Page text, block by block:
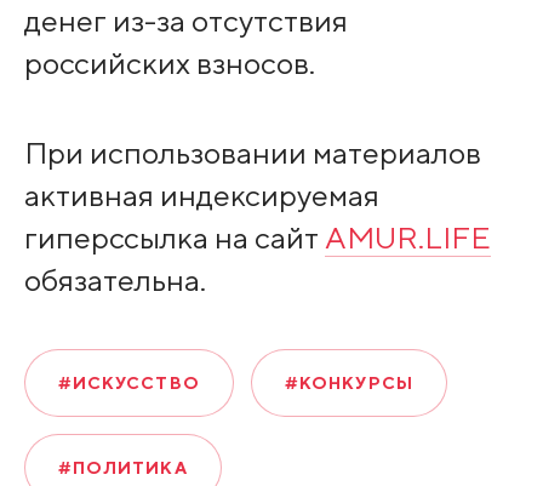
денег из-за отсутствия
российских взносов.
При использовании материалов
активная индексируемая
гиперссылка на сайт AMUR.LIFE
обязательна.
#ИСКУССТВО #КОНКУРСЫ
#ПОЛИТИКА